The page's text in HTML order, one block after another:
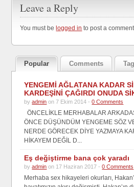
Leave a Reply
You must belogged in to post a comment.
Popular Comments
YENGEMİ AĞLATANA KADAR
KARDEŞİNİ ÇAĞIRDI ONUDA
byadmin on 7 Ekim 2014 -0 Comments
ÖNCELİKLE MERHABALAR
ÖNCE DÜŞÜNDÜM YENGEME SÖZ
NERDE GÖRECEK DİYE YAZMAYA
HİKAYEM DEĞİL D...
Eş değiştirme bana çok yaradı
byadmin on 17 Haziran 2017 -0 Comments
Merhaba sex hikayeleri okurları,